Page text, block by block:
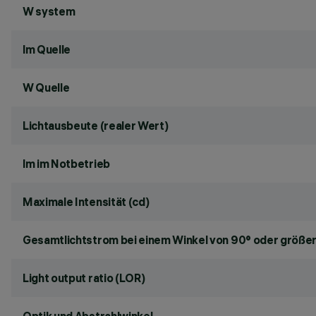
W system
lm Quelle
W Quelle
Lichtausbeute (realer Wert)
lm im Notbetrieb
Maximale Intensität (cd)
Gesamtlichtstrom bei einem Winkel von 90° oder
Light output ratio (LOR)